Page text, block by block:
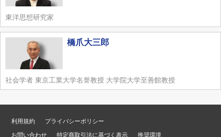
東洋思想研究家
橋爪大三郎
社会学者 東京工業大学名誉教授 大学院大学至善館教授
利用規約
プライバシーポリシー
お問い合わせ
特定商取引法に基づく表示 推奨環境